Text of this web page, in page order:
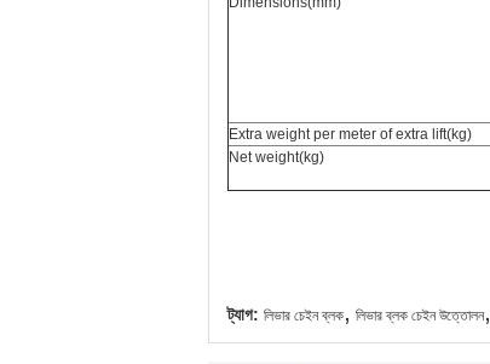
Extra weight per meter of extra lift(kg)
Net weight(kg)
ট্যাগ: লিভার চেইন ব্লক, লিভার ব্লক চেইন উত্তোলন,